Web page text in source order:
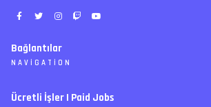
Bağlantılar
NAVIGATION
Arşiv
Ücretli İşler | Paid Jobs